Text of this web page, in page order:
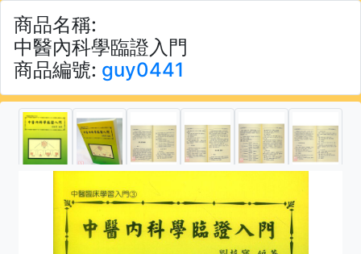
商品名稱:
中醫內科學臨證入門
商品編號: guy0441